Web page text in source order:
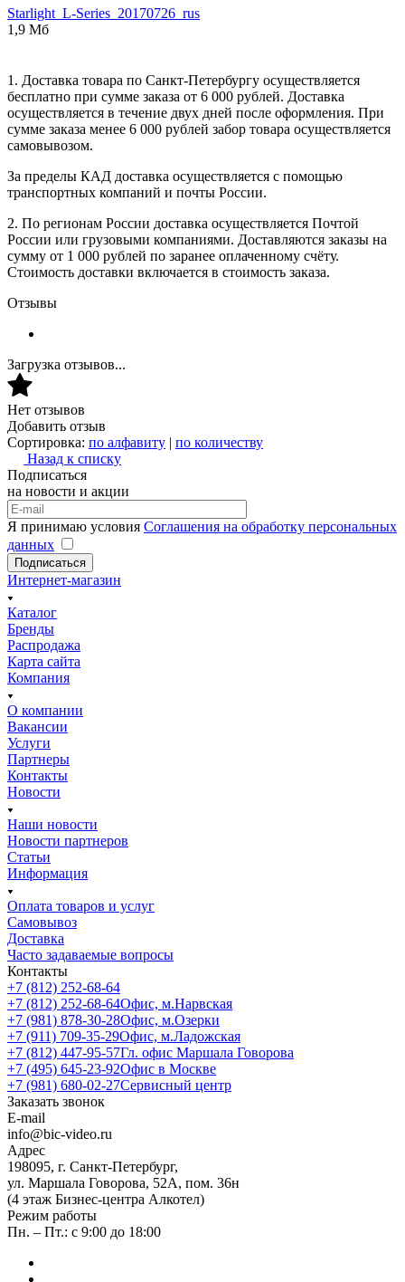
Starlight_L-Series_20170726_rus
1,9 Мб
1. Доставка товара по Санкт-Петербургу осуществляется
бесплатно при сумме заказа от 6 000 рублей. Доставка
осуществляется в течение двух дней после оформления. При
сумме заказа менее 6 000 рублей забор товара осуществляется
самовывозом.
За пределы КАД доставка осуществляется с помощью
транспортных компаний и почты России.
2. По регионам России доставка осуществляется Почтой
России или грузовыми компаниями. Доставляются заказы на
сумму от 1 000 рублей по заранее оплаченному счёту.
Стоимость доставки включается в стоимость заказа.
Отзывы
Загрузка отзывов...
Нет отзывов
Добавить отзыв
Сортировка: по алфавиту | по количеству
Назад к списку
Подписаться
на новости и акции
Я принимаю условия Соглашения на обработку персональных
данных
Подписаться
Интернет-магазин
Каталог
Бренды
Распродажа
Карта сайта
Компания
О компании
Вакансии
Услуги
Партнеры
Контакты
Новости
Наши новости
Новости партнеров
Статьи
Информация
Оплата товаров и услуг
Самовывоз
Доставка
Часто задаваемые вопросы
Контакты
+7 (812) 252-68-64
+7 (812) 252-68-64Офис, м.Нарвская
+7 (981) 878-30-28Офис, м.Озерки
+7 (911) 709-35-29Офис, м.Ладожская
+7 (812) 447-95-57Гл. офис Маршала Говорова
+7 (495) 645-23-92Офис в Москве
+7 (981) 680-02-27Сервисный центр
Заказать звонок
E-mail
info@bic-video.ru
Адрес
198095, г. Санкт-Петербург,
ул. Маршала Говорова, 52А, пом. 36н
(4 этаж Бизнес-центра Алкотел)
Режим работы
Пн. – Пт.: с 9:00 до 18:00